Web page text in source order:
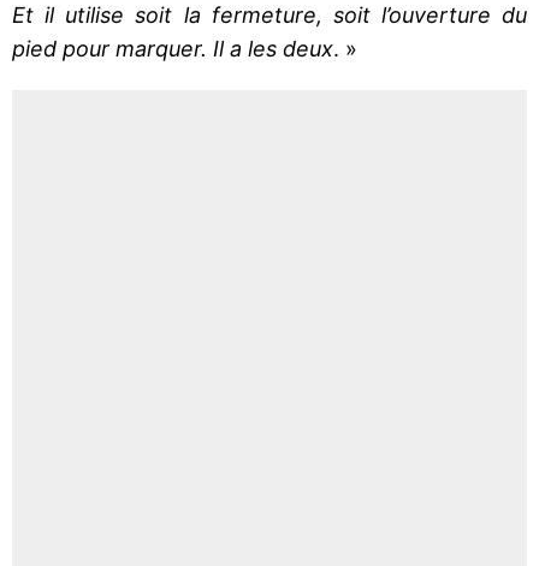
Et il utilise soit la fermeture, soit l’ouverture du
pied pour marquer. Il a les deux. »